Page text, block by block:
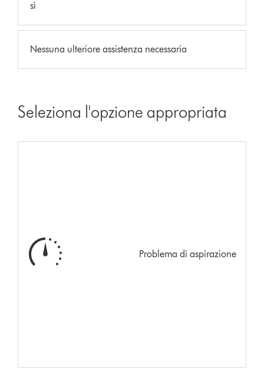
sì
Nessuna ulteriore assistenza necessaria
Seleziona l'opzione appropriata
Problema di aspirazione